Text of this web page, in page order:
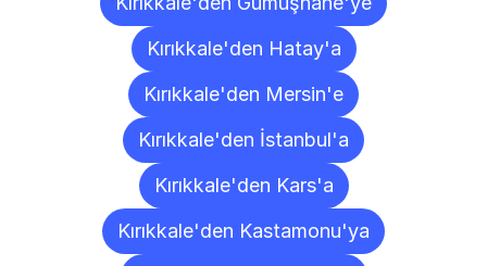
Kırıkkale'den Hatay'a
Kırıkkale'den Mersin'e
Kırıkkale'den İstanbul'a
Kırıkkale'den Kars'a
Kırıkkale'den Kastamonu'ya